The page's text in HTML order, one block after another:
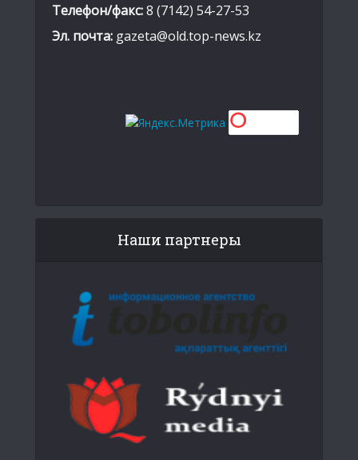
Телефон/факс:8 (7142) 54-27-53
Эл. почта: gazeta@old.top-news.kz
Наши партнеры